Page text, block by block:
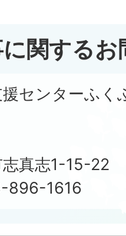
関する
センターふく
真志1-15-22
896-1616